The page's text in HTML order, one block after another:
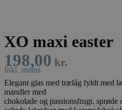
XO maxi easter
198,00 kr.
Elegant glas med trælåg fyldt med
mandler med
chokolade og passionsfrugt, sprøde